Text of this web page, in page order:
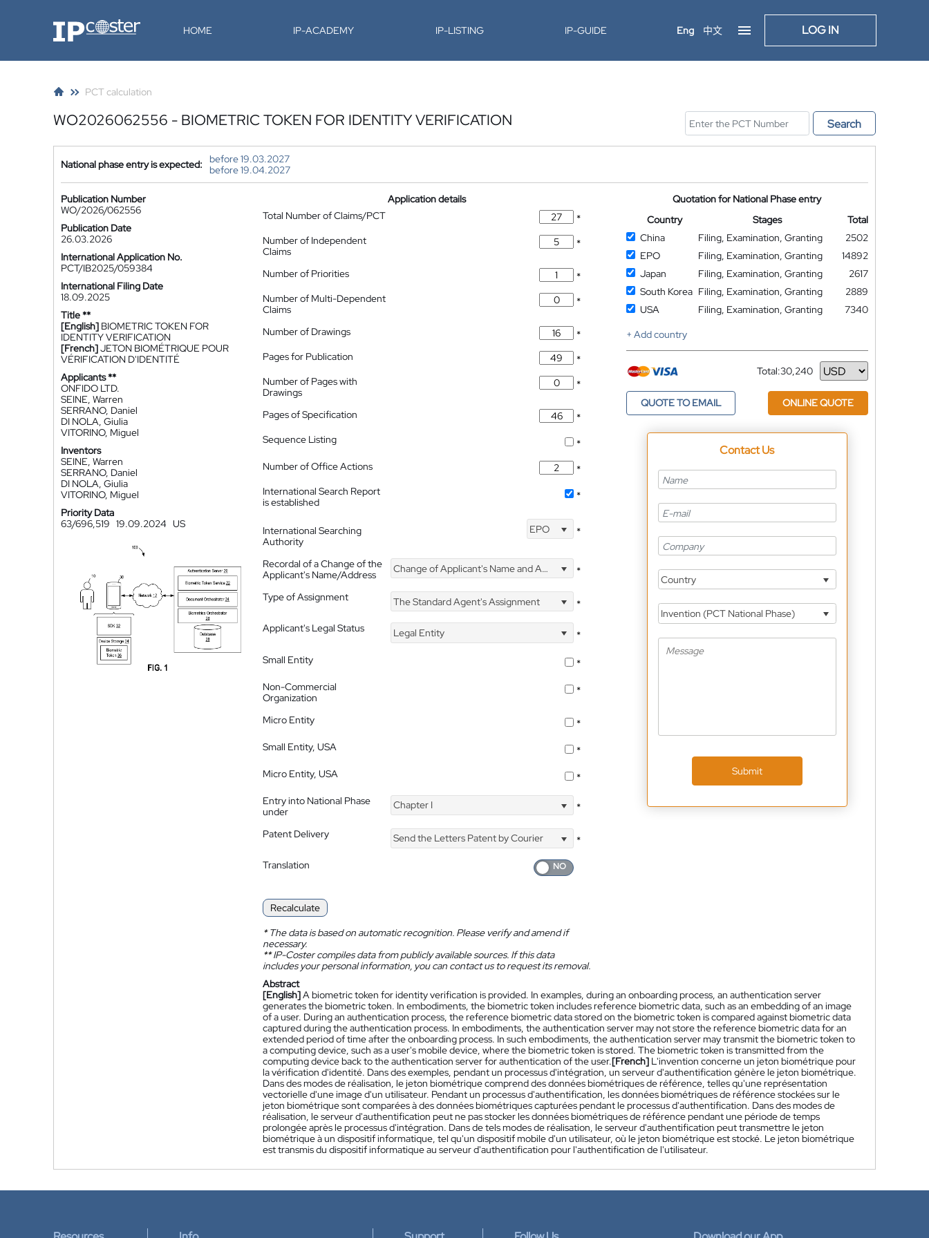
IP-Coster HOME IP-ACADEMY IP-LISTING IP-GUIDE Eng 中文 LOG IN
PCT calculation
WO2026062556 - BIOMETRIC TOKEN FOR IDENTITY VERIFICATION Search
National phase entry is expected:
before 19.03.2027
before 19.04.2027
Publication Number
WO/2026/062556
Publication Date
26.03.2026
International Application No.
PCT/IB2025/059384
International Filing Date
18.09.2025
Title **
[English] BIOMETRIC TOKEN FOR
IDENTITY VERIFICATION
[French]JETON BIOMÉTRIQUE POUR
VÉRIFICATION D'IDENTITÉ
Applicants **
ONFIDO LTD.
SEINE, Warren
SERRANO, Daniel
DI NOLA, Giulia
VITORINO, Miguel
Inventors
SEINE, Warren
SERRANO, Daniel
DI NOLA, Giulia
VITORINO, Miguel
Priority Data
63/696,519 19.09.2024 US
Application details
Total Number of Claims/PCT
*
Number of Independent
Claims
*
Number of Priorities
*
Number of Multi-Dependent
Claims
*
Number of Drawings
*
Pages for Publication
*
Number of Pages with
Drawings
*
Pages of Specification
*
Sequence Listing
*
Number of Office Actions
*
International Search Report
is established
*
International Searching
Authority
EPO *
Recordal of a Change of the
Applicant's Name/Address
Change of Applicant's Name and Address *
Type of Assignment The Standard Agent's Assignment
*
Applicant's Legal Status
Legal Entity
*
Small Entity
*
Non-Commercial
Organization
*
Micro Entity
*
Small Entity, USA
*
Micro Entity, USA
*
Entry into National Phase
under
Chapter I *
Patent Delivery Send the Letters Patent by Courier
*
Translation
Recalculate
*The data is based on automatic recognition. Please verify and amend if
necessary.
**IP-Coster compiles data from publicly available sources. If this data
includes your personal information, you can contact us to request its removal.
Quotation for National Phase entry
Country
Stages
Total
China
Filing, Examination, Granting
2502
EPO
Filing, Examination, Granting
14892
Japan
Filing, Examination, Granting
2617
South Korea Filing, Examination, Granting
2889
USA
Filing, Examination, Granting
7340
+ Add country
Total:30,240
Currency
QUOTE TO EMAIL ONLINE QUOTE
Contact Us
Country
Invention (PCT National Phase)
Submit
Abstract
[English]A biometric token for identity verification is provided. In examples, during an onboarding process, an authentication server
generates the biometric token. In embodiments, the biometric token includes reference biometric data, such as an embedding of an image
of a user. During an authentication process, the reference biometric data stored on the biometric token is compared against biometric data
captured during the authentication process. In embodiments, the authentication server may not store the reference biometric data for an
extended period of time after the onboarding process. In such embodiments, the authentication server may transmit the biometric token to
a computing device, such as a user's mobile device, where the biometric token is stored. The biometric token is transmitted from the
computing device back to the authentication server for authentication of the user.[French] L'invention concerne un jeton biométrique pour
la vérification d'identité. Dans des exemples, pendant un processus d'intégration, un serveur d'authentification génère le jeton biométrique.
Dans des modes de réalisation, le jeton biométrique comprend des données biométriques de référence, telles qu'une représentation
vectorielle d'une image d'un utilisateur. Pendant un processus d'authentification, les données biométriques de référence stockées sur le
jeton biométrique sont comparées à des données biométriques capturées pendant le processus d'authentification. Dans des modes de
réalisation, le serveur d'authentification peut ne pas stocker les données biométriques de référence pendant une période de temps
prolongée après le processus d'intégration. Dans de tels modes de réalisation, le serveur d'authentification peut transmettre le jeton
biométrique à un dispositif informatique, tel qu'un dispositif mobile d'un utilisateur, où le jeton biométrique est stocké. Le jeton biométrique
est transmis du dispositif informatique au serveur d'authentification pour l'authentification de l'utilisateur.